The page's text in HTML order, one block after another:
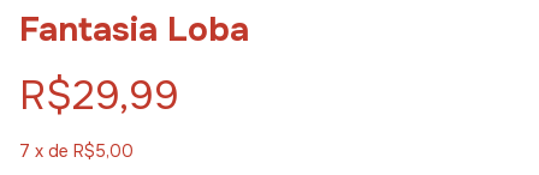
Fantasia Loba
R$29,99
7 x de R$5,00